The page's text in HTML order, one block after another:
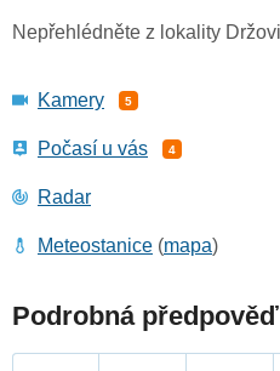
Nepřehlédněte z lokality
Kamery 5
Počasí u vás 4
Radar
Meteostanice (mapa)
Podrobná